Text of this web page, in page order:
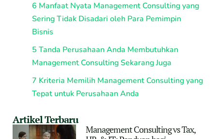
6 Manfaat Nyata Management Consulting yang
Sering Tidak Disadari oleh Para Pemimpin
Bisnis
5 Tanda Perusahaan Anda Membutuhkan
Management Consulting Sekarang Juga
7 Kriteria Memilih Management Consulting yang
Tepat untuk Perusahaan Anda
Artikel Terbaru
Management Consulting vs Tax,